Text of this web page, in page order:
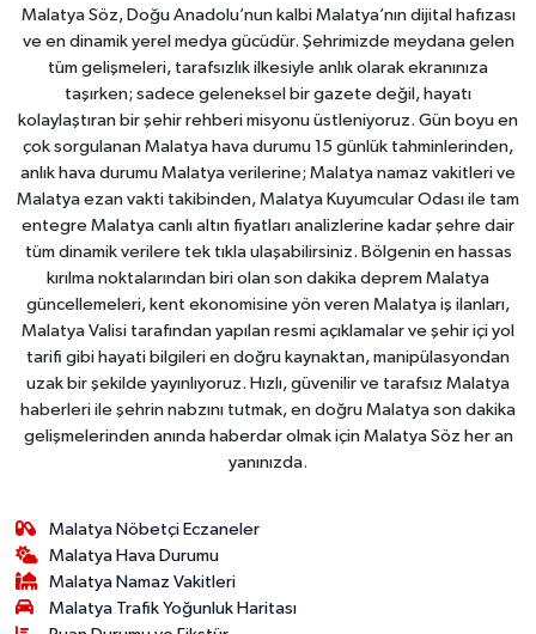
Malatya Söz, Doğu Anadolu’nun kalbi Malatya’nın dijital hafızası
ve en dinamik yerel medya gücüdür. Şehrimizde meydana gelen
tüm gelişmeleri, tarafsızlık ilkesiyle anlık olarak ekranınıza
taşırken; sadece geleneksel bir gazete değil, hayatı
kolaylaştıran bir şehir rehberi misyonu üstleniyoruz. Gün boyu en
çok sorgulanan Malatya hava durumu 15 günlük tahminlerinden,
anlık hava durumu Malatya verilerine; Malatya namaz vakitleri ve
Malatya ezan vakti takibinden, Malatya Kuyumcular Odası ile tam
entegre Malatya canlı altın fiyatları analizlerine kadar şehre dair
tüm dinamik verilere tek tıkla ulaşabilirsiniz. Bölgenin en hassas
kırılma noktalarından biri olan son dakika deprem Malatya
güncellemeleri, kent ekonomisine yön veren Malatya iş ilanları,
Malatya Valisi tarafından yapılan resmi açıklamalar ve şehir içi yol
tarifi gibi hayati bilgileri en doğru kaynaktan, manipülasyondan
uzak bir şekilde yayınlıyoruz. Hızlı, güvenilir ve tarafsız Malatya
haberleri ile şehrin nabzını tutmak, en doğru Malatya son dakika
gelişmelerinden anında haberdar olmak için Malatya Söz her an
yanınızda.
Malatya Nöbetçi Eczaneler
Malatya Hava Durumu
Malatya Namaz Vakitleri
Malatya Trafik Yoğunluk Haritası